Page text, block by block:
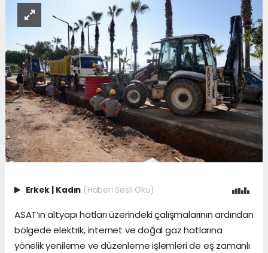
Erkek Kadın (Haberi Sesli Oku)
ASAT’ın altyapı hatları üzerindeki çalışmalarının ardından
bölgede elektrik, internet ve doğal gaz hatlarına
yönelik yenileme ve düzenleme işlemleri de eş zamanlı